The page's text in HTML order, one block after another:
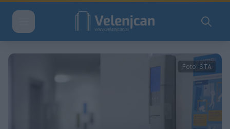
Foto: STA